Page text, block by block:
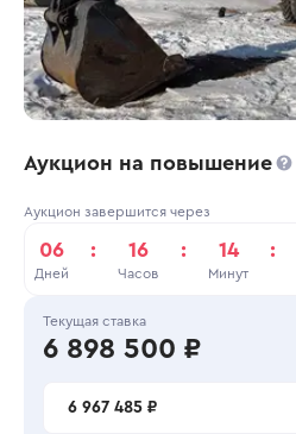
Аукцион на повышение
Аукцион завершится через
06
Дней
: 16
Часов
: 14
Минут
:
Текущая ставка
6 898 500 ₽
6 967 485 ₽